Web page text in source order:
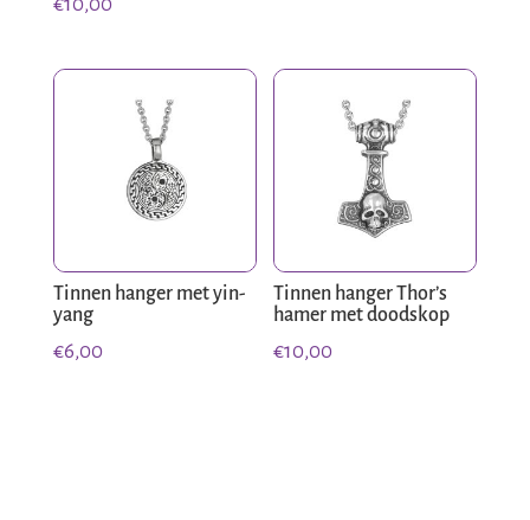
Tinnen hanger met yin-
yang
€6,00
Tinnen hanger Thor’s
hamer met doodskop
€10,00